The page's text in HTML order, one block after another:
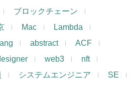
ブロックチェーン
Mac
Lambda
abstract
ACF
web3
nft
システムエンジニア
SE